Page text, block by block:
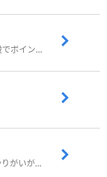
歩いたりアンケート回答など幅広い手段でポイントをゲット
ペットを育ってポイ活しよう！可愛くやりがいがある新感覚アプリ